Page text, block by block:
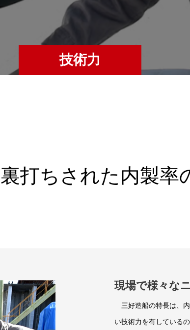
技術力
打ちされた内製率
現場で様々な
三好造船の特長は、
い技術力を有している